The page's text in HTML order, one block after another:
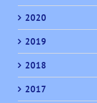
2020
2019
2018
2017